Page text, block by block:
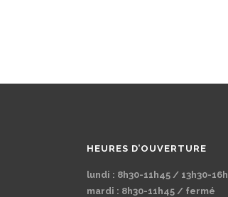
HEURES D’OUVERTURE
lundi : 8h30-11h45 / 13h30-16h
mardi : 8h30-11h45 / fermé